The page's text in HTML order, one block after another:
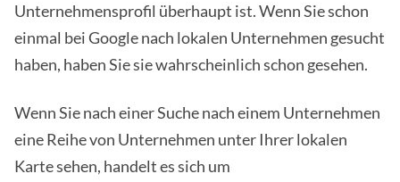
Unternehmensprofil überhaupt ist. Wenn Sie schon
einmal bei Google nach lokalen Unternehmen gesucht
haben, haben Sie sie wahrscheinlich schon gesehen.
Wenn Sie nach einer Suche nach einem Unternehmen
eine Reihe von Unternehmen unter Ihrer lokalen
Karte sehen, handelt es sich um